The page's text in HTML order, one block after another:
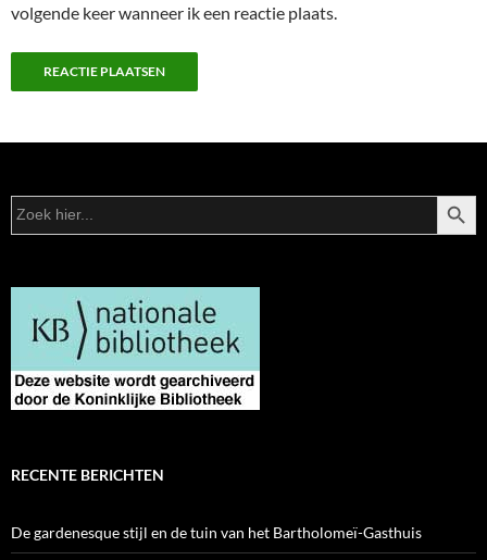
volgende keer wanneer ik een reactie plaats.
Zoek
naar:
RECENTE BERICHTEN
De gardenesque stijl en de tuin van het Bartholomeï-Gasthuis